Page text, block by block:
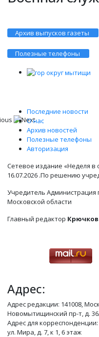
Архив выпусков газеты
Полезные телефоны
Последние новости
О нас
Архив новостей
Полезные телефоны
Авторизация
Сетевое издание «Неделя в
16.07.2026 .По решению
Учредитель Администрация
Московской области
Главный редактор
Адрес:
Адрес редакции: 141008,
Новомытищинский пр-т, д.
Адрес для
ул. Мира, д. 7, к 1, 6 этаж